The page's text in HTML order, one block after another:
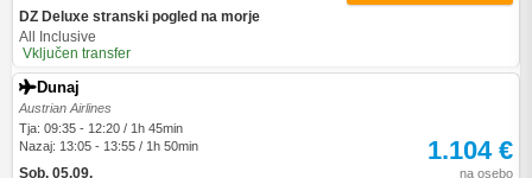
DZ Deluxe stranski pogled na morje
All Inclusive
Vključen transfer
Dunaj
Austrian Airlines
Tja: 09:35 - 12:20 / 1h 45min
Nazaj: 13:05 - 13:55 / 1h 50min
Sob, 05.09.
1.104 €
na osebo